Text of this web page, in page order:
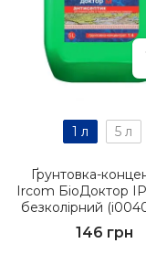
1 л 5 л
Ґрунтовка-
Ircom БіоДоктор
безколірний
146 грн